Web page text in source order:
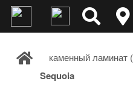
каменный ламинат
Sequoia